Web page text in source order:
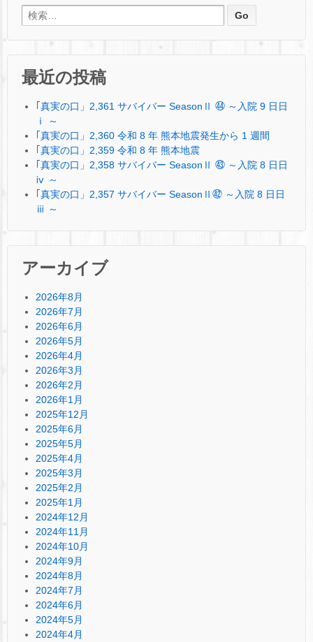
検索:
最近の投稿
｢真実の口」2,361 サバイバー SeasonⅡ ㊹ ～入院 9 日日
ⅰ ～
｢真実の口」2,360 令和 8 年 熊本地震発生から 1 週間
｢真実の口」2,359 令和 8 年 熊本地震
｢真実の口」2,358 サバイバー SeasonⅡ ㊸ ～入院 8 日日
ⅳ ～
｢真実の口」2,357 サバイバー SeasonⅡ㊷ ～入院 8 日日
ⅲ ～
アーカイブ
2026年8月
2026年7月
2026年6月
2026年5月
2026年4月
2026年3月
2026年2月
2026年1月
2025年12月
2025年6月
2025年5月
2025年4月
2025年3月
2025年2月
2025年1月
2024年12月
2024年11月
2024年10月
2024年9月
2024年8月
2024年7月
2024年6月
2024年5月
2024年4月